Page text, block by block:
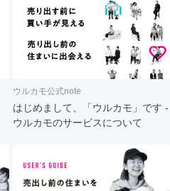
ウルカモ公式note
はじめまして、「ウルカモ」です -
ウルカモのサービスについて